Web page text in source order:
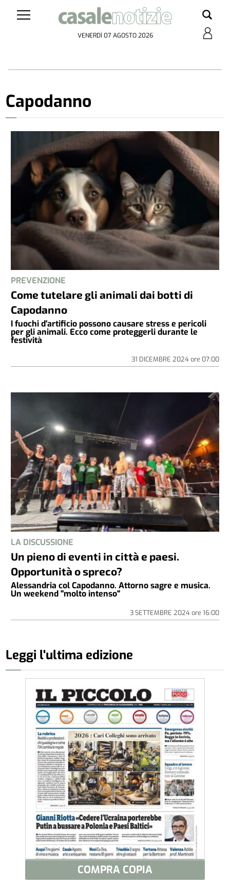
VENERDÌ 07 AGOSTO 2026
Capodanno
PREVENZIONE
Come tutelare gli animali dai botti di
Capodanno
I fuochi d'artificio possono causare stress e pericoli
per gli animali. Ecco come proteggerli durante le
festività
31 DICEMBRE 2024ore 07:00
LA DISCUSSIONE
Un pieno di eventi in città e paesi.
Opportunità o spreco?
Alessandria col Capodanno. Attorno sagre e musica.
Un weekend "molto intenso"
3 SETTEMBRE 2024ore 16:00
Leggi l'ultima edizione
COMPRA COPIA